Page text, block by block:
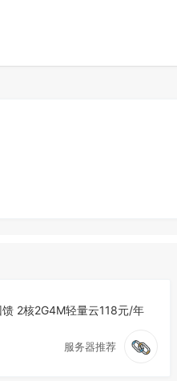
馈 2核2G4M轻量云118元/年
服务器推荐